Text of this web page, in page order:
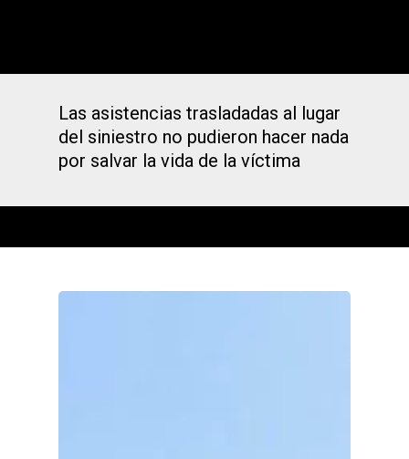
Las asistencias trasladadas al lugar
del siniestro no pudieron hacer nada
por salvar la vida de la víctima